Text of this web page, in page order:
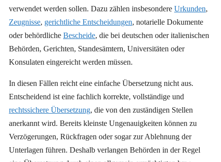
verwendet werden sollen. Dazu zählen insbesondere Urkunden,
Zeugnisse, gerichtliche Entscheidungen, notarielle Dokumente
oder behördliche Bescheide, die bei deutschen oder italienischen
Behörden, Gerichten, Standesämtern, Universitäten oder
Konsulaten eingereicht werden müssen.
In diesen Fällen reicht eine einfache Übersetzung nicht aus.
Entscheidend ist eine fachlich korrekte, vollständige und
rechtssichere Übersetzung, die von den zuständigen Stellen
anerkannt wird. Bereits kleinste Ungenauigkeiten können zu
Verzögerungen, Rückfragen oder sogar zur Ablehnung der
Unterlagen führen. Deshalb verlangen Behörden in der Regel